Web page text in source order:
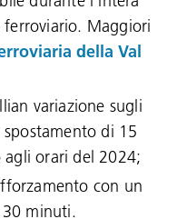
Maggiori
della Val
variazione sugli
di 15
orari del 2024;
con un
30 minuti.